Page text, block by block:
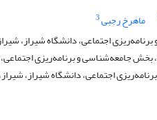
ماهرخ رجبی3
اجتماعی، دانشگاه شیراز،
و برنامه‌ریزی اجتماعی،
اجتماعی، دانشگاه شیراز،